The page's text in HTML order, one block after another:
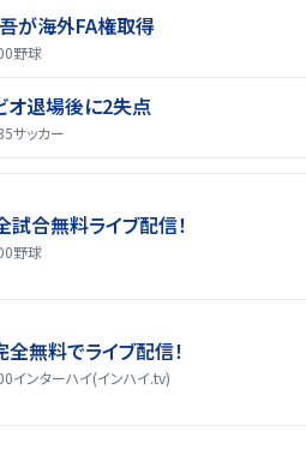
が海外FA権取得
野球
オ退場後に2失点
サッカー
合無料ライブ配信！
野球
無料でライブ配信！
インターハイ(インハイ.tv)